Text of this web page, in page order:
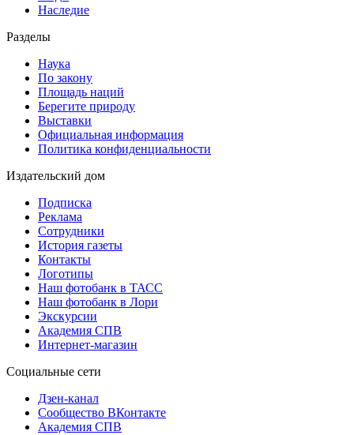
Наследие
Разделы
Наука
По закону
Площадь наций
Берегите природу
Выставки
Официальная информация
Политика конфиденциальности
Издательский дом
Подписка
Реклама
Сотрудники
История газеты
Контакты
Логотипы
Наш фотобанк в ТАСС
Наш фотобанк в Лори
Экскурсии
Академия СПВ
Интернет-магазин
Социальные сети
Дзен-канал
Сообщество ВКонтакте
Академия СПВ